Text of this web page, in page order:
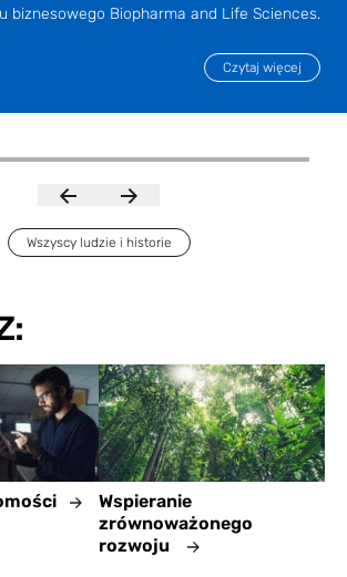
biznesowego Biopharma and Life Sciences.
Czytaj więcej
Wszyscy ludzie i historie
Wspieranie
zrównoważonego
rozwoju